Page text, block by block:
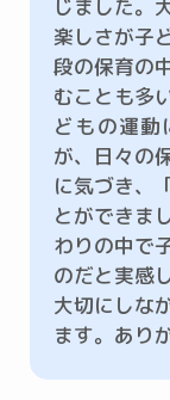
じました。
楽しさが子
段の保育の
むことも多
どもの運
が、日々の
に気づき、
とができま
わりの中で
のだと実感
大切にしな
ます。あり